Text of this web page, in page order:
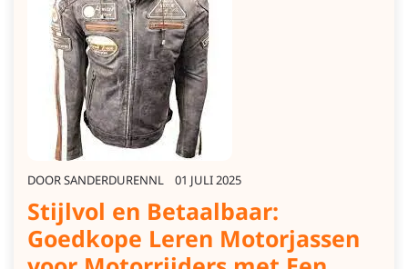
DOORSANDERDURENNL 01 JULI 2025
Stijlvol en Betaalbaar:
Goedkope Leren Motorjassen